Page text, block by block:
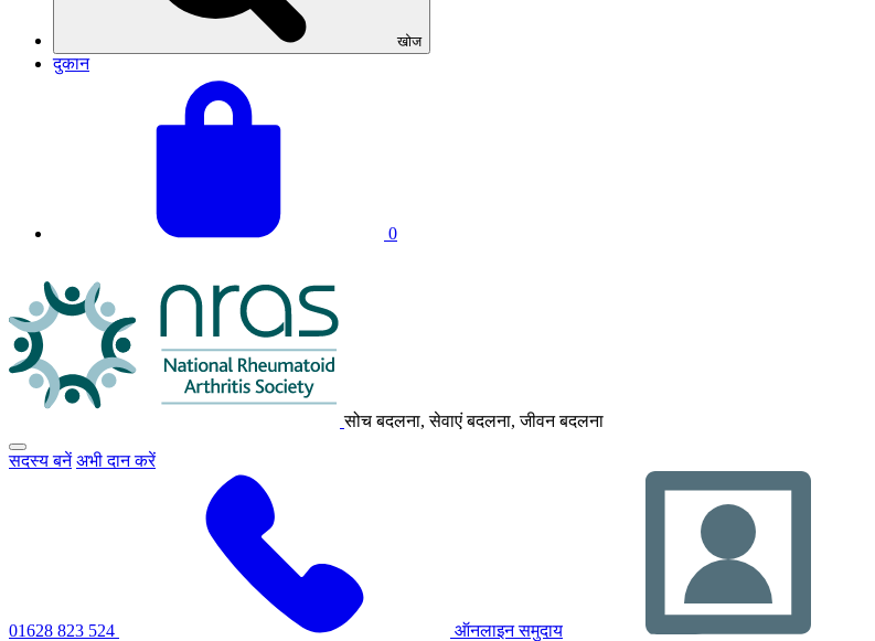
खोज
दुकान
0
सोच बदलना, सेवाएं बदलना, जीवन बदलना
मुख्य
नेविगेशन
सदस्य बनें अभी दान करें
01628 823 524 ऑनलाइन समुदाय